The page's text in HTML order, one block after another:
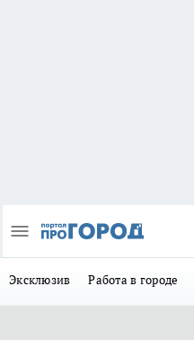
Эксклюзив Работа в городе